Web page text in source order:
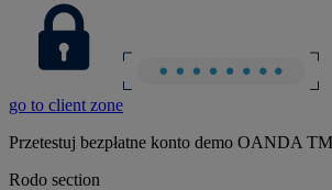
go to client zone
Przetestuj bezpłatne konto demo OANDA
Rodo section